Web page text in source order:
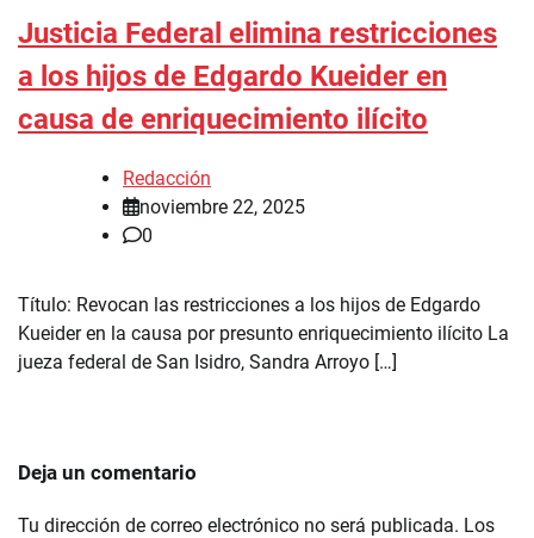
Justicia Federal elimina restricciones
a los hijos de Edgardo Kueider en
causa de enriquecimiento ilícito
Redacción
noviembre 22, 2025
0
Título: Revocan las restricciones a los hijos de Edgardo
Kueider en la causa por presunto enriquecimiento ilícito La
jueza federal de San Isidro, Sandra Arroyo […]
Deja un comentario
Tu dirección de correo electrónico no será publicada. Los